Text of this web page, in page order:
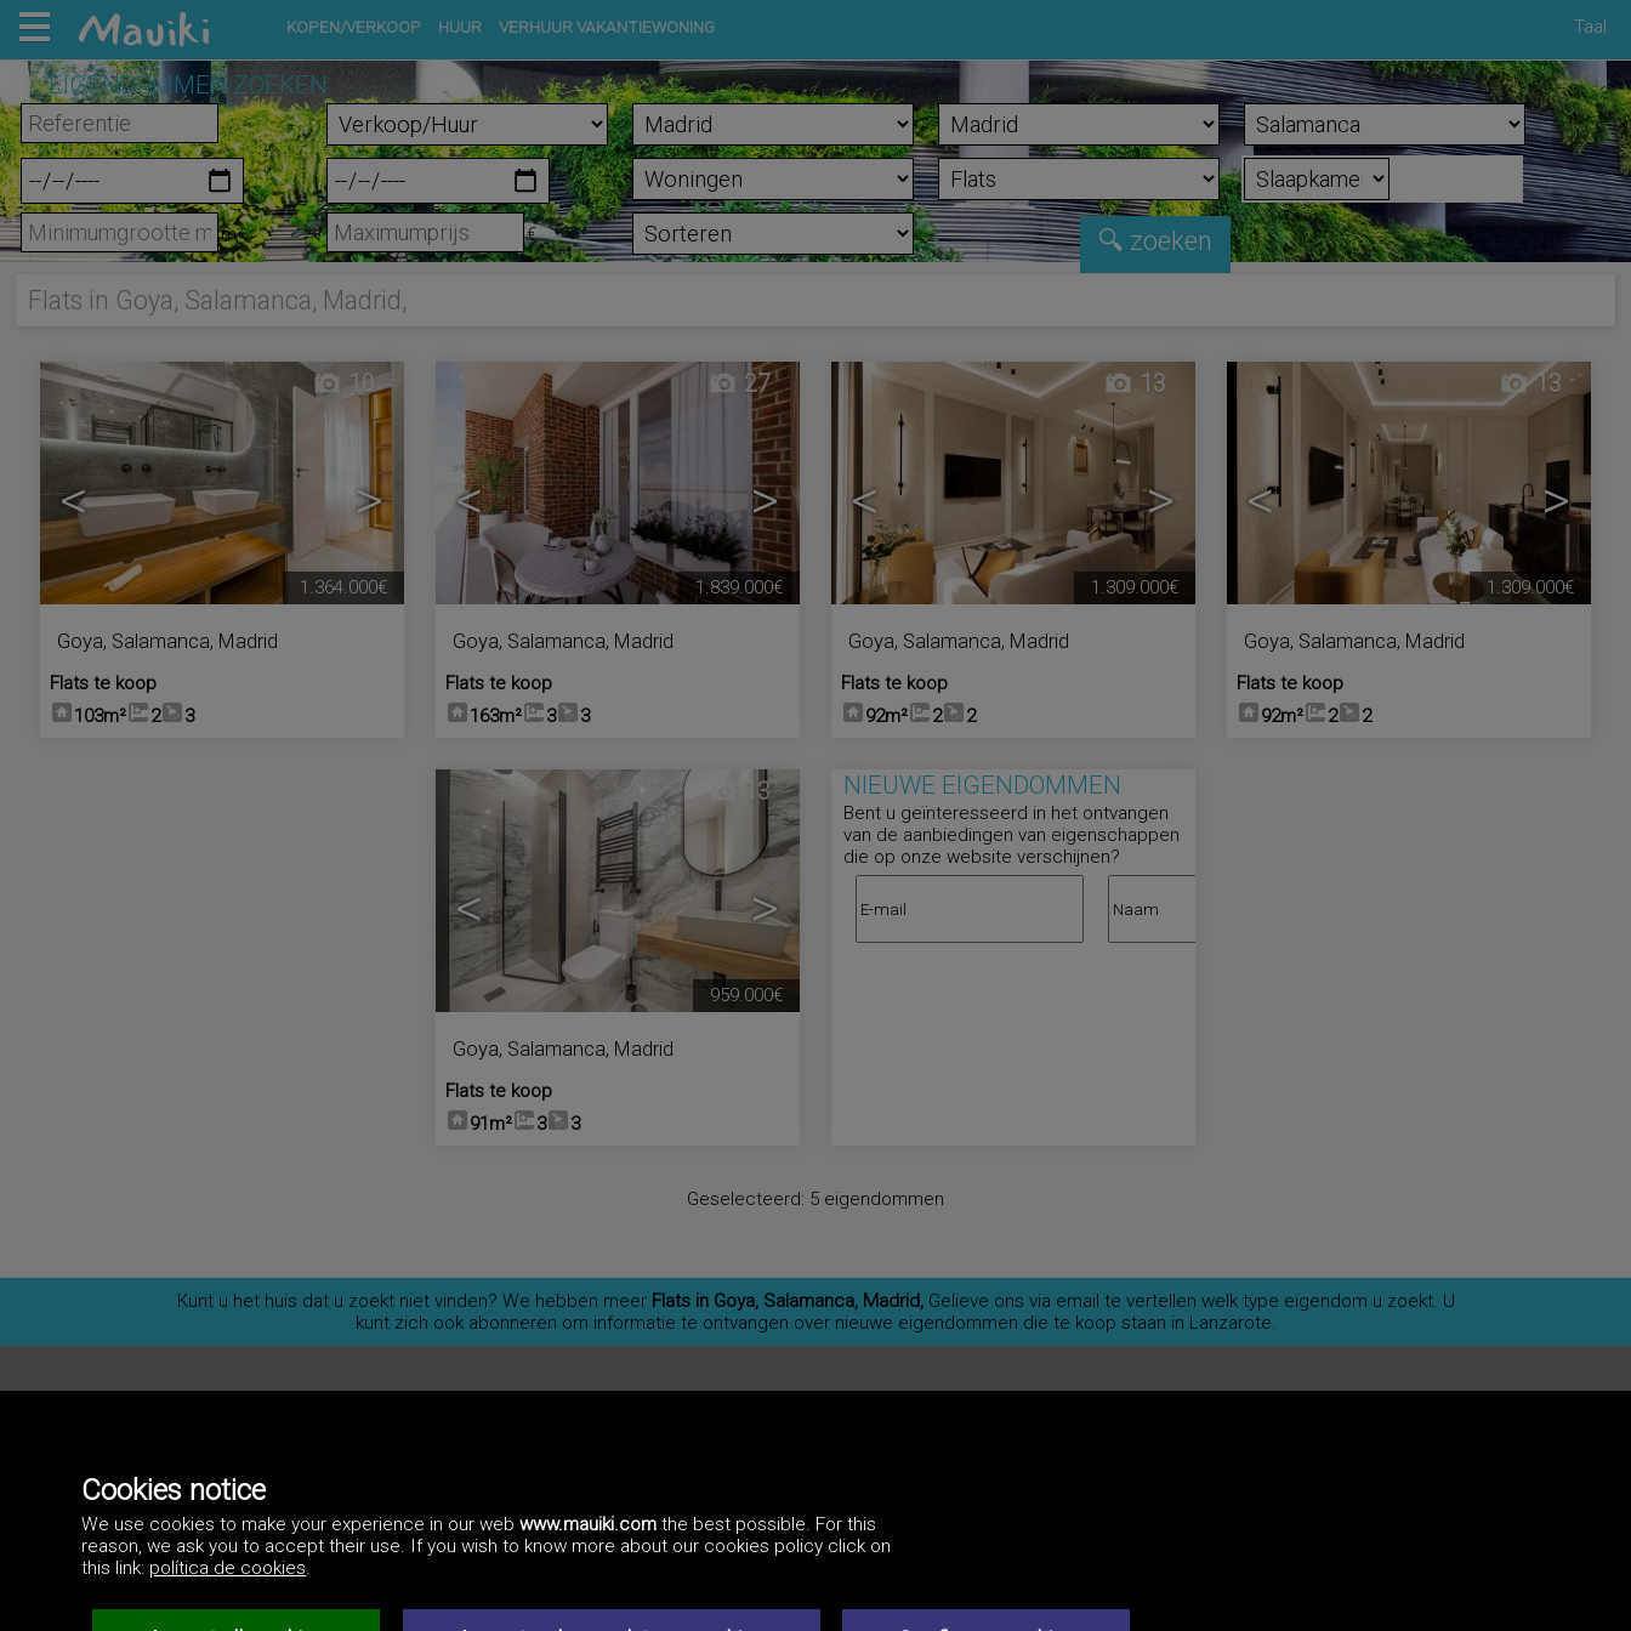
KOPEN/VERKOOP HUUR VERHUUR VAKANTIEWONING Taal
EIGENDOMMEN ZOEKEN
m² €
Flats in Goya, Salamanca, Madrid,
< >
10
Goya, Salamanca, Madrid
Flats te koop
103m²
2 3
1.364.000€
< >
27
Goya, Salamanca, Madrid
Flats te koop
163m²
3 3
1.839.000€
< >
13
Goya, Salamanca, Madrid
Flats te koop
92m²
2 2
1.309.000€
< >
13
Goya, Salamanca, Madrid
Flats te koop
92m²
2 2
1.309.000€
< >
13
Goya, Salamanca, Madrid
Flats te koop
91m²
3 3
959.000€
NIEUWE EIGENDOMMEN
Bent u geïnteresseerd in het ontvangen
van de aanbiedingen van eigenschappen
die op onze website verschijnen?
Geselecteerd: 5 eigendommen
Kunt u het huis dat u zoekt niet vinden? We hebben meer Flats in Goya, Salamanca, Madrid, Gelieve ons via email te vertellen welk type eigendom u zoekt. U
kunt zich ook abonneren om informatie te ontvangen over nieuwe eigendommen die te koop staan in Lanzarote.
Cookies notice
We use cookies to make your experience in our webwww.mauiki.com the best possible. For this
reason, we ask you to accept their use. If you wish to know more about our cookies policy click on
this link: política de cookies.